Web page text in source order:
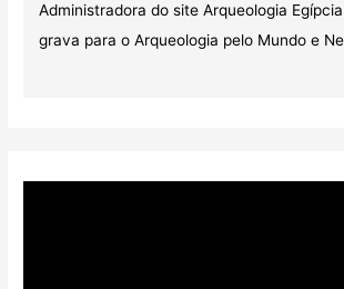
Administradora do site Arqueologia
grava para o Arqueologia pelo Mundo e